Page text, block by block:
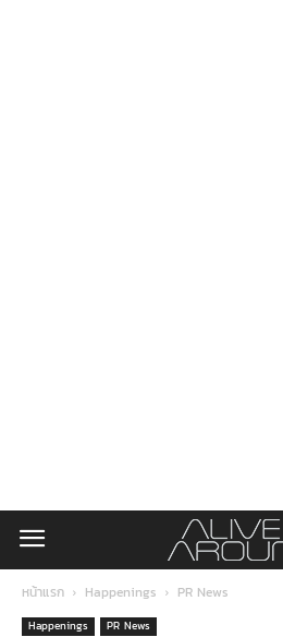
หน้าแรก Happenings PR News
Happenings PR News